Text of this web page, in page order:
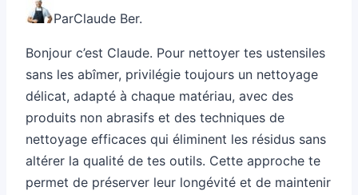
ParClaude Ber.
Bonjour c’est Claude. Pour nettoyer tes ustensiles
sans les abîmer, privilégie toujours un nettoyage
délicat, adapté à chaque matériau, avec des
produits non abrasifs et des techniques de
nettoyage efficaces qui éliminent les résidus sans
altérer la qualité de tes outils. Cette approche te
permet de préserver leur longévité et de maintenir